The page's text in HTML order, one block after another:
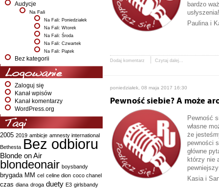
Audycje
Na Fali
Na Fali: Poniedziałek
Na Fali: Wtorek
Na Fali: Środa
Na Fali: Czwartek
Na Fali: Piątek
Bez kategorii
Logowanie
Zaloguj się
Kanał wpisów
Kanał komentarzy
WordPress.org
Tagi
2005 2019 ambicje amnesty international
Bethesta Bez odbioru
Blonde on Air
blondeonair boysbandy
brygada MM cel celine dion coco chanel
czas diana droga duety E3 girlsbandy
bardzo
usłyszenia!
Paulina i
Dodaj komentarz Czytaj dalej...
poniedziałek, 08 maja 2017 16:30
Pewność siebie? A może
Pewność
własne
że
pewności
główne
którzy nie
Kasia i